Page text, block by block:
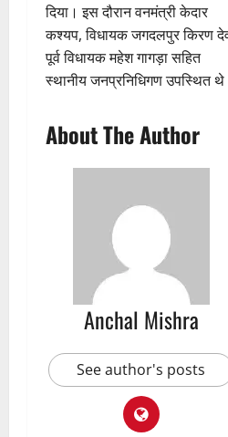
दिया। इस दौरान वनमंत्री केदार
कश्यप, विधायक जगदलपुर किरण
पूर्व विधायक महेश गागड़ा सहित
स्थानीय जनप्रनिधिगण उपस्थित
About The Author
Anchal Mishra
See author's posts